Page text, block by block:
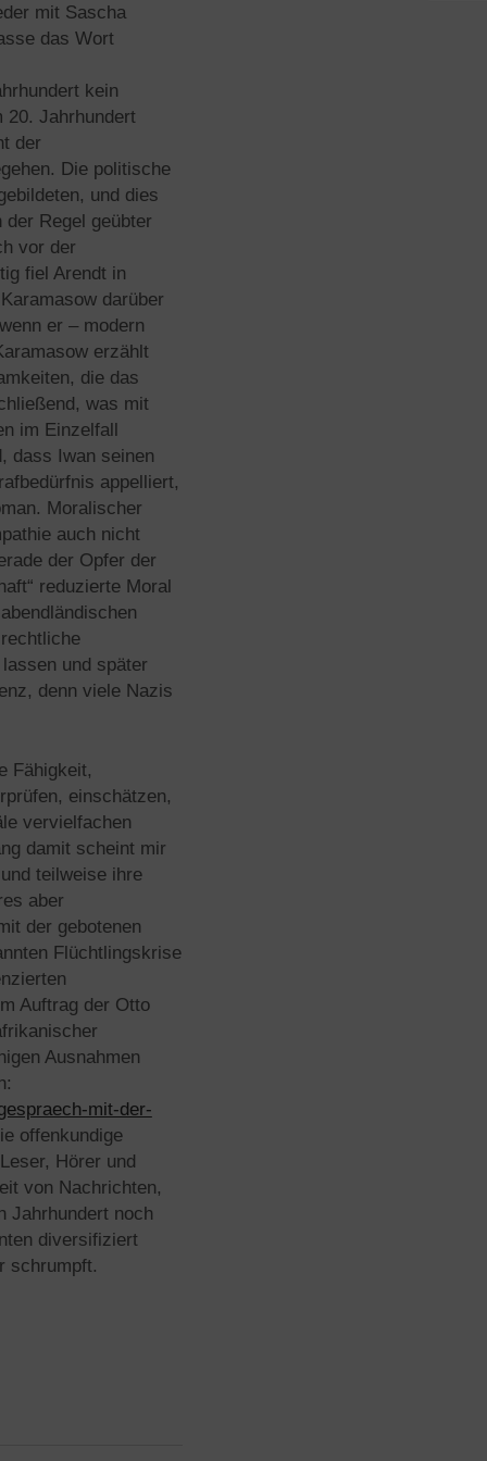
mit Sascha
das Wort
kein
20. Jahrhundert
der
Die politische
und dies
Regel geübter
vor der
fiel Arendt in
darüber
er – modern
erzählt
die das
was mit
im Einzelfall
dass Iwan seinen
appelliert,
Moralischer
auch nicht
der Opfer der
reduzierte Moral
und später
denn viele Nazis
Fähigkeit,
einschätzen,
vervielfachen
damit scheint mir
teilweise ihre
aber
der gebotenen
Flüchtlingskrise
Auftrag der Otto
Ausnahmen
mit-der-
offenkundige
Hörer und
von Nachrichten,
Jahrhundert noch
diversifiziert
schrumpft.